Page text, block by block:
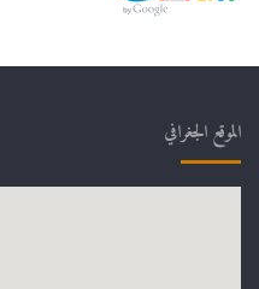
الموقع الجغرافي